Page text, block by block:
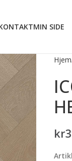
MIN SIDE
Hjem
kr